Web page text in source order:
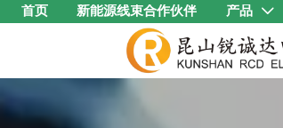
首页 新能源线束合作伙伴 产品 